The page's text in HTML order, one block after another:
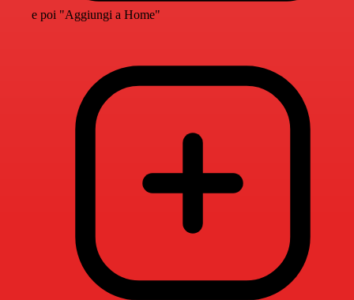
e poi "Aggiungi a Home"